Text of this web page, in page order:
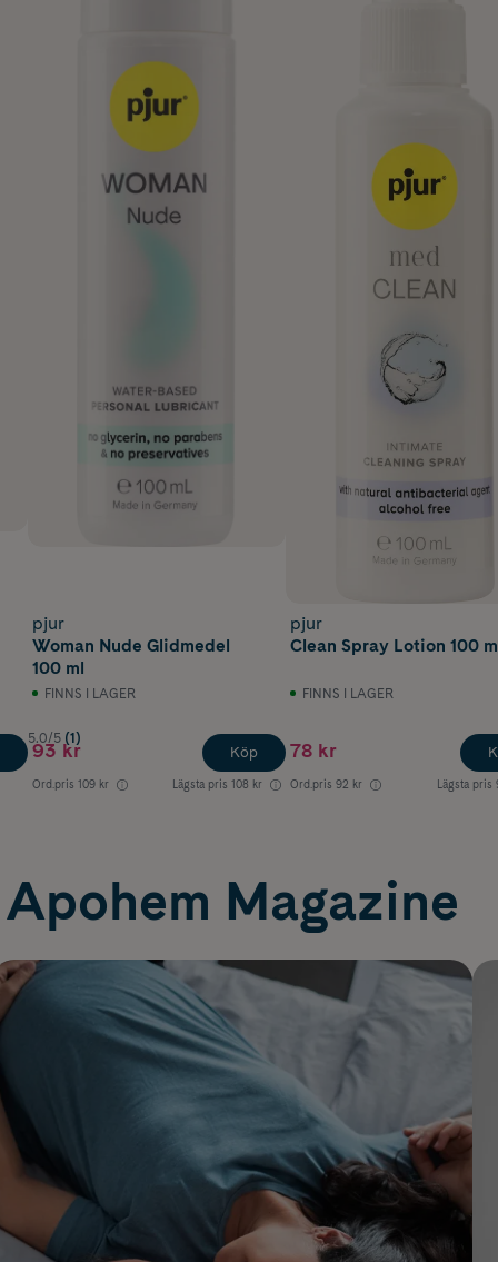
pjur
Woman Nude Glidmedel
100 ml
FINNS I LAGER
5.0/5 (1)
93 kr
Ord.pris 109 kr Lägsta pris 108 kr
Köp
pjur
Clean Spray Lotion 100
FINNS I LAGER
78 kr
Ord.pris 92 kr Lägsta pris
Apohem Magazine